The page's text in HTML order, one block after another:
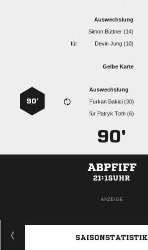
Auswechslung
  
für
  
Gelbe Karte
Auswechslung
  
für   
90’
90'
ABPFIFF
21:15UHR
ANZEIGE
SAISONSTATISTIK